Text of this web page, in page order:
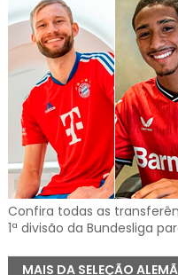
Confira todas as
1ª divisão da Bundesliga
MAIS DA SELEÇÃO ALEMÃ